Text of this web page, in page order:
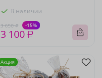
В наличии
3 650 ₽ -15%
3 100 ₽
Акция